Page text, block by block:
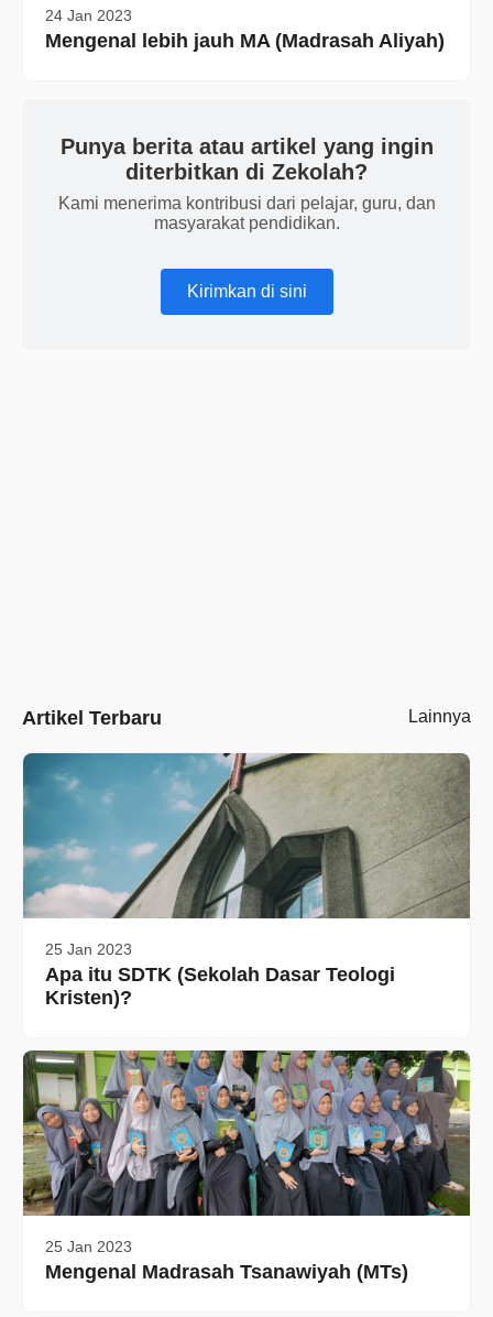
24 Jan 2023
Mengenal lebih jauh MA (Madrasah Aliyah)
Punya berita atau artikel yang ingin
diterbitkan di Zekolah?
Kami menerima kontribusi dari pelajar, guru, dan
masyarakat pendidikan.
Kirimkan di sini
Artikel Terbaru Lainnya
25 Jan 2023
Apa itu SDTK (Sekolah Dasar Teologi
Kristen)?
25 Jan 2023
Mengenal Madrasah Tsanawiyah (MTs)